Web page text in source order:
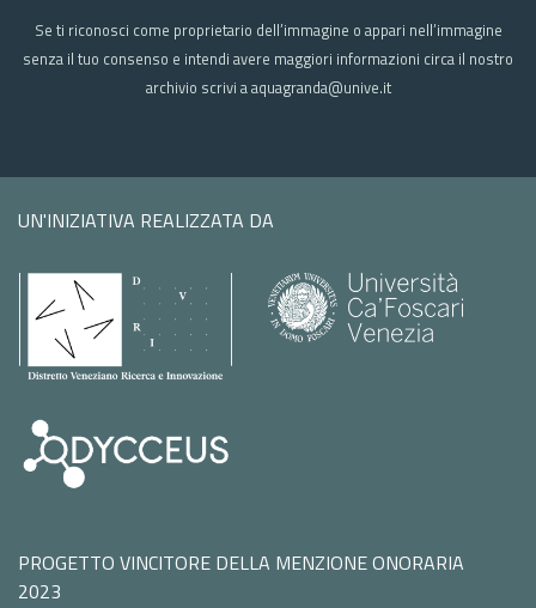
Se ti riconosci come proprietario dell’immagine o appari nell’immagine
senza il tuo consenso e intendi avere maggiori informazioni circa il nostro
archivio scrivi a aquagranda@unive.it
UN'INIZIATIVA REALIZZATA DA
PROGETTO VINCITORE DELLA MENZIONE ONORARIA
2023